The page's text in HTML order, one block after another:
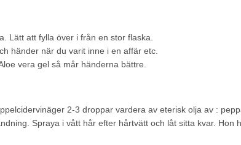
Lätt att fylla över i från en stor flaska.
händer när du varit inne i en affär etc.
vera gel så mår händerna bättre.
2-3 droppar vardera av eterisk olja av :
Spraya i vått hår efter hårtvätt och låt sitta kvar. Hon